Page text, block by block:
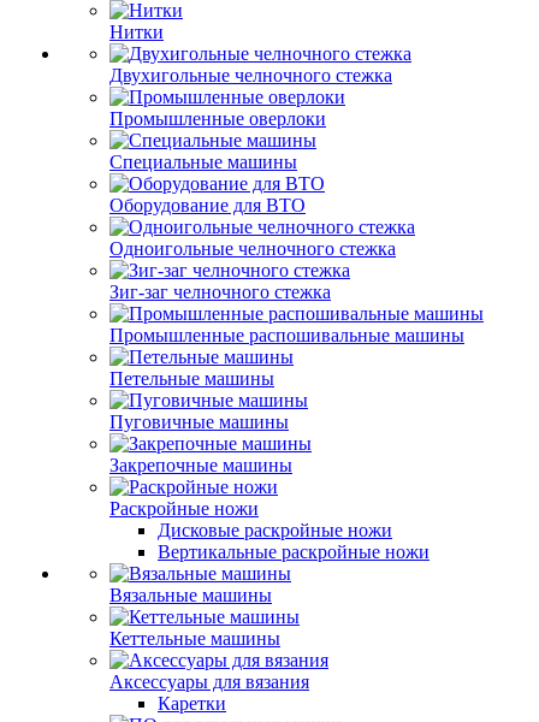
Нитки
Двухигольные челночного стежка
Промышленные оверлоки
Специальные машины
Оборудование для ВТО
Одноигольные челночного стежка
Зиг-заг челночного стежка
Промышленные распошивальные машины
Петельные машины
Пуговичные машины
Закрепочные машины
Раскройные ножи
Дисковые раскройные ножи
Вертикальные раскройные ножи
Вязальные машины
Кеттельные машины
Аксессуары для вязания
Каретки